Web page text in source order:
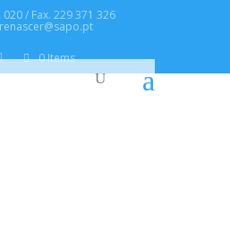
/ Fax. 229 371 326
0 Items